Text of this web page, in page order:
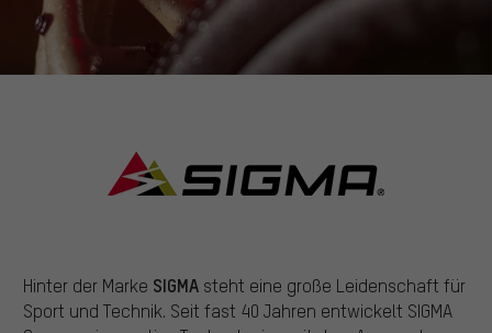
Hinter der Marke SIGMA steht eine große Leidenschaft für
Sport und Technik. Seit fast 40 Jahren entwickelt SIGMA